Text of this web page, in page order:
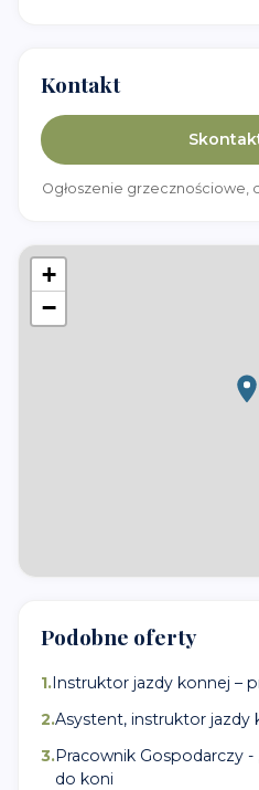
Kontakt
Ogłoszenie grzecznościowe,
+
−
Podobne oferty
1.Instruktor jazdy konnej –
2.Asystent, instruktor jazdy
3.Pracownik Gospodarczy -
do koni